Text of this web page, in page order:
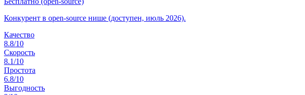
Конкурент в open-source нише (доступен, июль 2026).
Качество
8.8/10
Скорость
8.1/10
Простота
6.8/10
Выгодность